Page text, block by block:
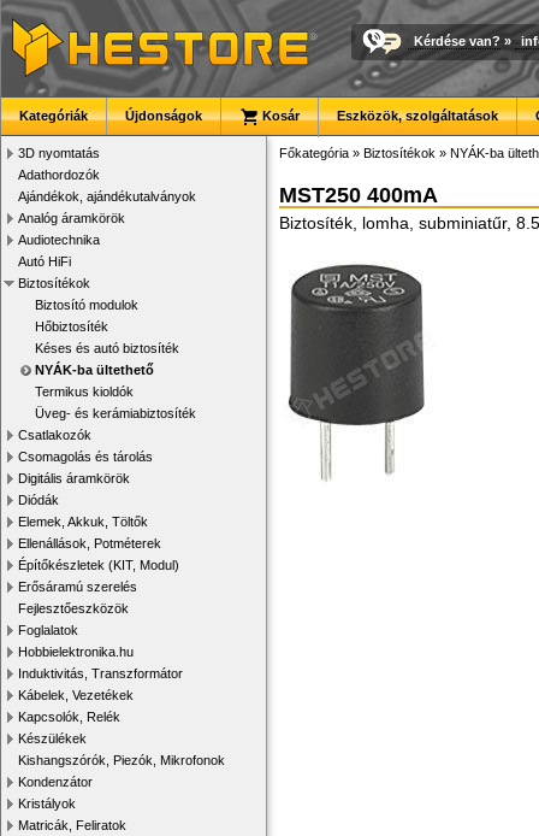
Kérdése van? »
Kategóriák Újdonságok Kosár Eszközök, szolgáltatások
3D nyomtatás
Adathordozók
Ajándékok, ajándékutalványok
Analóg áramkörök
Audiotechnika
Autó HiFi
Biztosítékok
Biztosító modulok
Hőbiztosíték
Késes és autó biztosíték
NYÁK-ba ültethető
Termikus kioldók
Üveg- és kerámiabiztosíték
Csatlakozók
Csomagolás és tárolás
Digitális áramkörök
Diódák
Elemek, Akkuk, Töltők
Ellenállások, Potméterek
Építőkészletek (KIT, Modul)
Erősáramú szerelés
Fejlesztőeszközök
Foglalatok
Hobbielektronika.hu
Induktivitás, Transzformátor
Kábelek, Vezetékek
Kapcsolók, Relék
Készülékek
Kishangszórók, Piezók, Mikrofonok
Kondenzátor
Kristályok
Matricák, Feliratok
Főkategória » Biztosítékok » NYÁK-ba
MST250 400mA
Biztosíték, lomha, subminiatűr,